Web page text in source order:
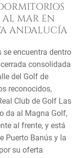
AL MAR EN
ANDALUCÍA
encuentra dentro
consolidada
del Golf de
reconocidos,
Club de Golf Las
da al Magna Golf,
al frente, y está
Puerto Banús y la
su oferta